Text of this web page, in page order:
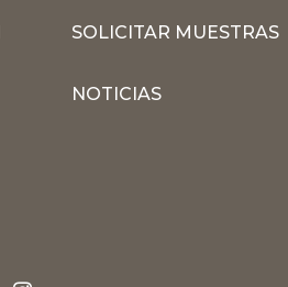
SOLICITAR MUESTRAS
NOTICIAS